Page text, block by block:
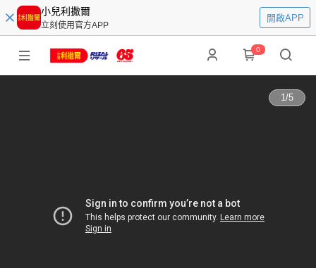
小兒利撒爾
立刻使用官方APP
開啟APP
0
1/5